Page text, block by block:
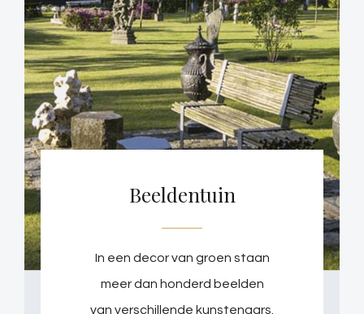
Beeldentuin
In een decor van groen staan
meer dan honderd beelden
van verschillende kunstenaars.